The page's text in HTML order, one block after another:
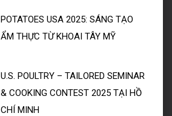
POTATOES USA 2025: SÁNG TẠO
ẨM THỰC TỪ KHOAI TÂY MỸ
U.S. POULTRY – TAILORED SEMINAR
& COOKING CONTEST 2025 TẠI HỒ
CHÍ MINH